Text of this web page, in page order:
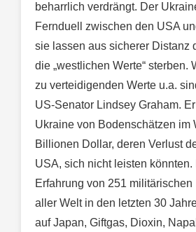
beharrlich verdrängt. Der
Fernduell zwischen den USA
sie lassen aus sicherer Distanz
die „westlichen Werte“ sterben.
zu verteidigenden Werte u.a.
US-Senator Lindsey Graham.
Ukraine von Bodenschätzen im
Billionen Dollar, deren Verlust
USA, sich nicht leisten
Erfahrung von 251
aller Welt in den letzten 30
auf Japan, Giftgas, Dioxin,